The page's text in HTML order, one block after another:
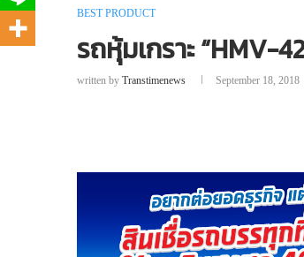
BEST PRODUCT
รถหุ้มเกราะ “HMV-
written by Transtimenews September 18, 2018